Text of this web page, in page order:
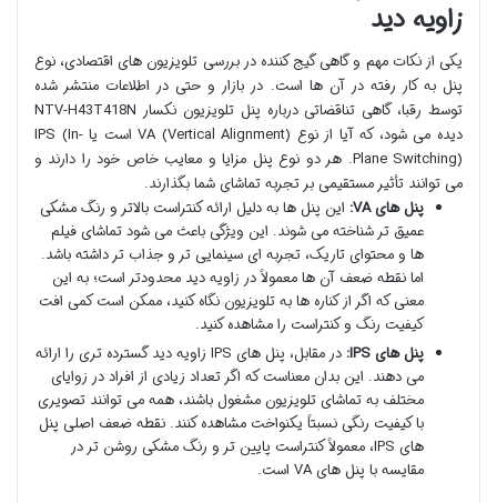
زاویه دید
یکی از نکات مهم و گاهی گیج کننده در بررسی تلویزیون های اقتصادی، نوع
پنل به کار رفته در آن ها است. در بازار و حتی در اطلاعات منتشر شده
توسط رقبا، گاهی تناقضاتی درباره پنل تلویزیون نکسار NTV-H43T418N
دیده می شود، که آیا از نوع VA (Vertical Alignment) است یا IPS (In-
Plane Switching). هر دو نوع پنل مزایا و معایب خاص خود را دارند و
می توانند تأثیر مستقیمی بر تجربه تماشای شما بگذارند.
پنل های VA:
این پنل ها به دلیل ارائه کنتراست بالاتر و رنگ مشکی
عمیق تر شناخته می شوند. این ویژگی باعث می شود تماشای فیلم
ها و محتوای تاریک، تجربه ای سینمایی تر و جذاب تر داشته باشد.
اما نقطه ضعف آن ها معمولاً در زاویه دید محدودتر است؛ به این
معنی که اگر از کناره ها به تلویزیون نگاه کنید، ممکن است کمی افت
کیفیت رنگ و کنتراست را مشاهده کنید.
پنل های IPS:
در مقابل، پنل های IPS زاویه دید گسترده تری را ارائه
می دهند. این بدان معناست که اگر تعداد زیادی از افراد در زوایای
مختلف به تماشای تلویزیون مشغول باشند، همه می توانند تصویری
با کیفیت رنگی نسبتاً یکنواخت مشاهده کنند. نقطه ضعف اصلی پنل
های IPS، معمولاً کنتراست پایین تر و رنگ مشکی روشن تر در
مقایسه با پنل های VA است.